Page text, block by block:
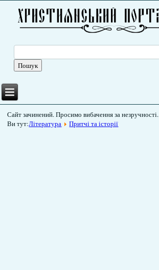
Сайт зачинений. Просимо вибачення за незручності.
Ви тут:Література Притчі та історії